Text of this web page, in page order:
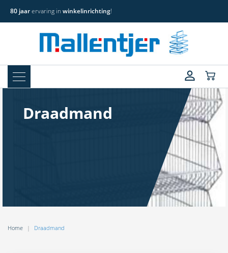
80 jaarervaring in winkelinrichting!
Draadmand
Home Draadmand